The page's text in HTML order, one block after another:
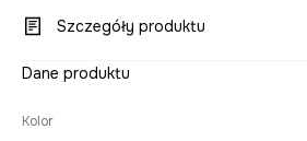
Szczegóły produktu
Dane produktu
Kolor